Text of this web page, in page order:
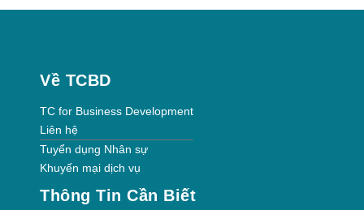
Về TCBD
TC for Business Development
Liên hệ
Tuyển dụng Nhân sự
Khuyến mại dịch vụ
Thông Tin Cần Biết